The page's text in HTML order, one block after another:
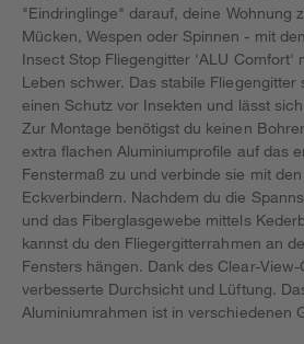
"Eindringlinge" darauf, deine Wohnung
Mücken, Wespen oder Spinnen - mit
Insect Stop Fliegengitter 'ALU Comfort'
Leben schwer. Das stabile Fliegengitter
einen Schutz vor Insekten und lässt
Zur Montage benötigst du keinen
extra flachen Aluminiumprofile auf das
Fenstermaß zu und verbinde sie mit
Eckverbindern. Nachdem du die
und das Fiberglasgewebe mittels
kannst du den Fliegergitterrahmen an
Fensters hängen. Dank des Clear-
verbesserte Durchsicht und Lüftung.
Aluminiumrahmen ist in verschiedenen